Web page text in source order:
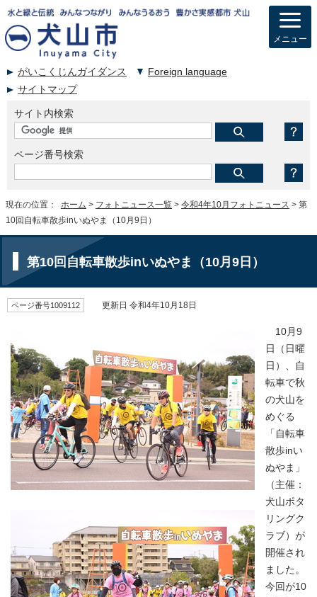
がいこくじんガイダンス
Foreign language
サイトマップ
サイト内検索
ページ番号検索
メニュー
現在の位置： ホーム > フォトニュース一覧 > 令和4年10月フォトニュース > 第
10回自転車散歩inいぬやま（10月9日）
第10回自転車散歩inいぬやま（10月9日）
ページ番号1009112 更新日 令和4年10月18日
10月9
日（日曜
日）、自
転車で秋
の犬山を
めぐる
「自転車
散歩inい
ぬやま」
（主催：
犬山ポタ
リングク
ラブ）が
開催され
ました。
今回が10